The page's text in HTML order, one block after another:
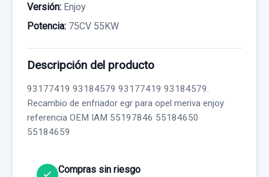
Versión: Enjoy
Potencia: 75CV 55KW
Descripción del producto
93177419 93184579 93177419 93184579.
Recambio de enfriador egr para opel meriva enjoy
referencia OEM IAM 55197846 55184650
55184659
Compras sin riesgo